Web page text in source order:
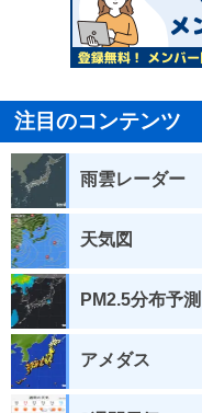
注目のコンテンツ
雨雲レーダー
天気図
PM2.5分布予測
アメダス